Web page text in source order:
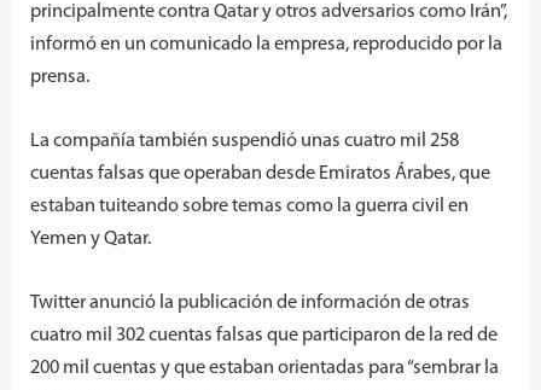
principalmente contra Qatar y otros adversarios como Irán”,
informó en un comunicado la empresa, reproducido por la
prensa.
La compañía también suspendió unas cuatro mil 258
cuentas falsas que operaban desde Emiratos Árabes, que
estaban tuiteando sobre temas como la guerra civil en
Yemen y Qatar.
Twitter anunció la publicación de información de otras
cuatro mil 302 cuentas falsas que participaron de la red de
200 mil cuentas y que estaban orientadas para “sembrar la